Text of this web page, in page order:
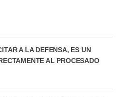
A LA DEFENSA, ES UN
AL PROCESADO